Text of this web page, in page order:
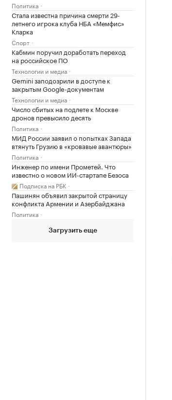
Политика
Стала известна причина смерти 29-
летнего игрока клуба НБА «Мемфис»
Кларка
Спорт
Кабмин поручил доработать переход
на российское ПО
Технологии и медиа
Gemini заподозрили в доступе к
закрытым Google-документам
Технологии и медиа
Число сбитых на подлете к Москве
дронов превысило десять
Политика
МИД России заявил о попытках Запада
втянуть Грузию в «кровавые авантюры»
Политика
Инженер по имени Прометей. Что
известно о новом ИИ-стартапе Безоса
Подписка на РБК
Пашинян объявил закрытой страницу
конфликта Армении и Азербайджана
Политика
Загрузить еще